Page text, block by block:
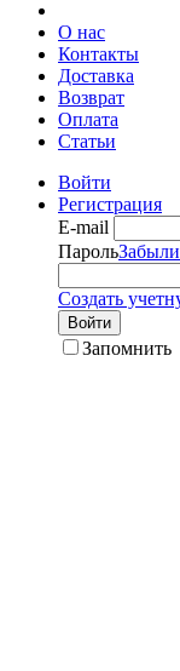
О нас
Контакты
Доставка
Возврат
Оплата
Статьи
Войти
Регистрация
E-mail
Пароль
Создать
Войти
Запомнить